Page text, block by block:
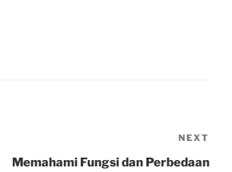
Post
NEXT
Memahami Fungsi dan Perbedaan